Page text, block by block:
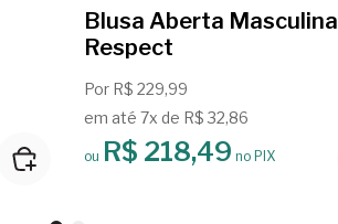
Blusa Aberta Masculina
Respect
Por R$ 229,99
em até 7x de R$ 32,86
ou R$ 218,49 no PIX